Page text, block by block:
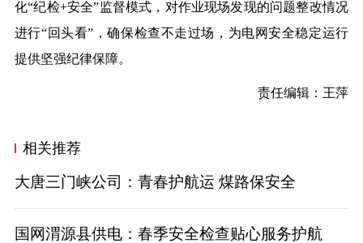
化“纪检+安全”监督模式，对作业现场发现的问题整改情况
进行“回头看”，确保检查不走过场，为电网安全稳定运行
提供坚强纪律保障。
责任编辑：王萍
相关推荐
大唐三门峡公司：青春护航运 煤路保安全
国网渭源县供电：春季安全检查贴心服务护航